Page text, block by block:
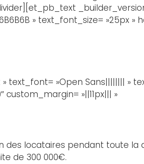
» text_font_size= »25px »
»Open Sans|||||||| »
»||11px||| »
des locataires pendant toute la
de 300 000€.